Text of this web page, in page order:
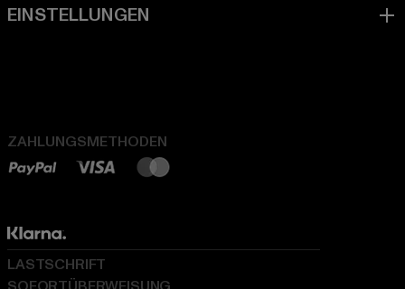
ZAHLUNGSMETHODEN
LASTSCHRIFT